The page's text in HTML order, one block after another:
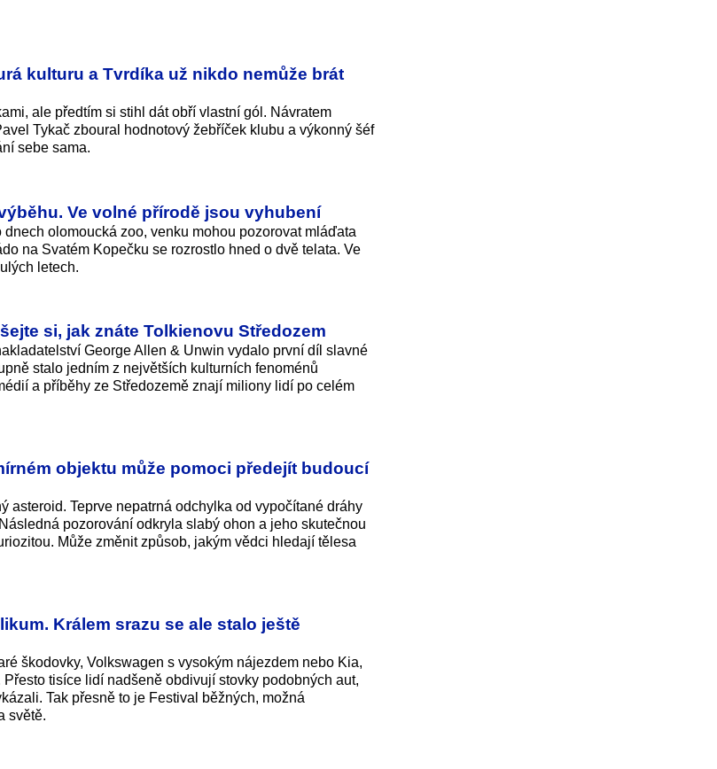
kulturu a Tvrdíka už nikdo nemůže brát
ale předtím si stihl dát obří vlastní gól. Návratem
Tykač zboural hodnotový žebříček klubu a výkonný šéf
sebe sama.
Ve volné přírodě jsou vyhubení
olomoucká zoo, venku mohou pozorovat mláďata
na Svatém Kopečku se rozrostlo hned o dvě telata. Ve
letech.
si, jak znáte Tolkienovu Středozem
George Allen & Unwin vydalo první díl slavné
stalo jedním z největších kulturních fenoménů
a příběhy ze Středozemě znají miliony lidí po celém
objektu může pomoci předejít budoucí
asteroid. Teprve nepatrná odchylka od vypočítané dráhy
pozorování odkryla slabý ohon a jeho skutečnou
Může změnit způsob, jakým vědci hledají tělesa
Králem srazu se ale stalo ještě
škodovky, Volkswagen s vysokým nájezdem nebo Kia,
tisíce lidí nadšeně obdivují stovky podobných aut,
Tak přesně to je Festival běžných, možná
světě.